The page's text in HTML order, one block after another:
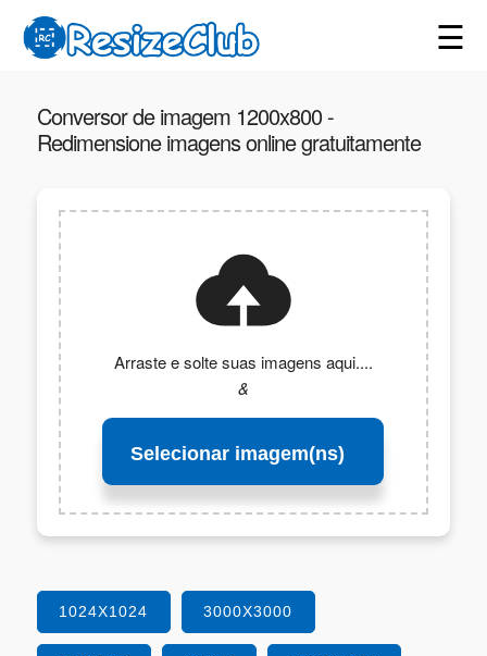
☰
Conversor de imagem 1200x800 -
Redimensione imagens online gratuitamente
Arraste e solte suas imagens aqui....
&
Selecionar imagem(ns)
1024X1024 3000X3000